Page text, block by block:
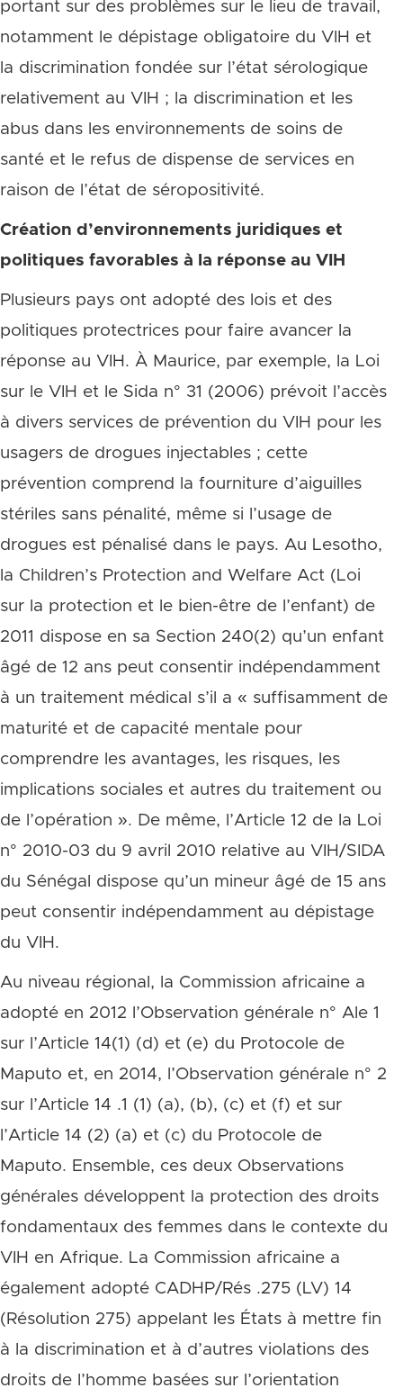
portant sur des problèmes sur le lieu de travail,
notamment le dépistage obligatoire du VIH et
la discrimination fondée sur l’état sérologique
relativement au VIH ; la discrimination et les
abus dans les environnements de soins de
santé et le refus de dispense de services en
raison de l’état de séropositivité.
Création d’environnements juridiques et
politiques favorables à la réponse au VIH
Plusieurs pays ont adopté des lois et des
politiques protectrices pour faire avancer la
réponse au VIH. À Maurice, par exemple, la Loi
sur le VIH et le Sida n° 31 (2006) prévoit l’accès
à divers services de prévention du VIH pour les
usagers de drogues injectables ; cette
prévention comprend la fourniture d’aiguilles
stériles sans pénalité, même si l’usage de
drogues est pénalisé dans le pays. Au Lesotho,
la Children’s Protection and Welfare Act (Loi
sur la protection et le bien-être de l’enfant) de
2011 dispose en sa Section 240(2) qu’un enfant
âgé de 12 ans peut consentir indépendamment
à un traitement médical s’il a « suffisamment de
maturité et de capacité mentale pour
comprendre les avantages, les risques, les
implications sociales et autres du traitement ou
de l’opération ». De même, l’Article 12 de la Loi
n° 2010-03 du 9 avril 2010 relative au VIH/SIDA
du Sénégal dispose qu’un mineur âgé de 15 ans
peut consentir indépendamment au dépistage
du VIH.
Au niveau régional, la Commission africaine a
adopté en 2012 l’Observation générale n° Ale 1
sur l’Article 14(1) (d) et (e) du Protocole de
Maputo et, en 2014, l’Observation générale n° 2
sur l’Article 14 .1 (1) (a), (b), (c) et (f) et sur
l’Article 14 (2) (a) et (c) du Protocole de
Maputo. Ensemble, ces deux Observations
générales développent la protection des droits
fondamentaux des femmes dans le contexte du
VIH en Afrique. La Commission africaine a
également adopté CADHP/Rés .275 (LV) 14
(Résolution 275) appelant les États à mettre fin
à la discrimination et à d’autres violations des
droits de l’homme basées sur l’orientation